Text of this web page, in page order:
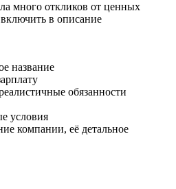
много откликов от ценных
в описание
название
обязанности
условия
компании, её детальное